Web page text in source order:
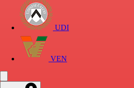
UDI
VEN